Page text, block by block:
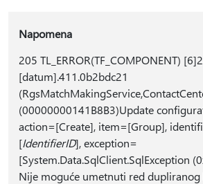
Napomena
205 TL_ERROR(TF_COMPONENT)
[datum].411.0b2bdc21
(00000000141B8B3)Update
action=[Create], item=[Group],
[IdentifierID], exception=
[System.Data.SqlClient.SqlException
Nije moguće umetnuti red